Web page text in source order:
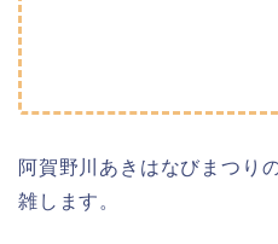
阿賀野川あきはなびまつり
雑します。